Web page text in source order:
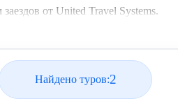
от United Travel Systems.
Найдено туров:2